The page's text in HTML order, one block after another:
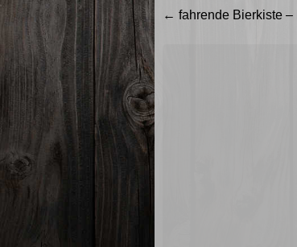
Beitragsnavigation
← fahrende Bierkiste